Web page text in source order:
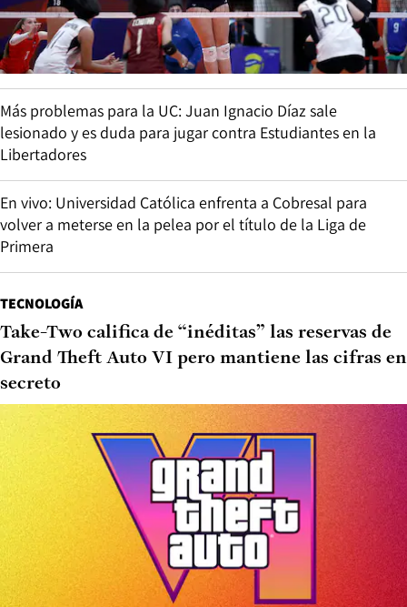
Más problemas para la UC: Juan Ignacio Díaz sale
lesionado y es duda para jugar contra Estudiantes en la
Libertadores
En vivo: Universidad Católica enfrenta a Cobresal para
volver a meterse en la pelea por el título de la Liga de
Primera
TECNOLOGÍA
Take-Two califica de “inéditas” las reservas de
Grand Theft Auto VI pero mantiene las cifras en
secreto